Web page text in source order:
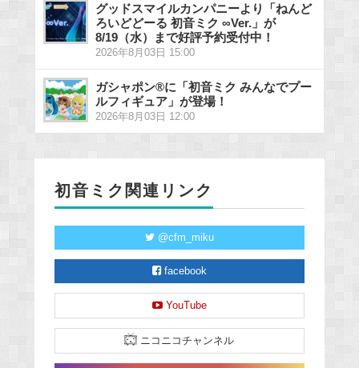
グッドスマイルカンパニーより「ねんど
ろいどどーる 初音ミク ∞Ver.」が
8/19（水）まで好評予約受付中！
2026年8月03日 15:00
ガシャポン®に「初音ミク みんなでプー
ルフィギュア」が登場！
2026年8月03日 12:00
初音ミク関連リンク
@cfm_miku
facebook
YouTube
ニコニコチャンネル